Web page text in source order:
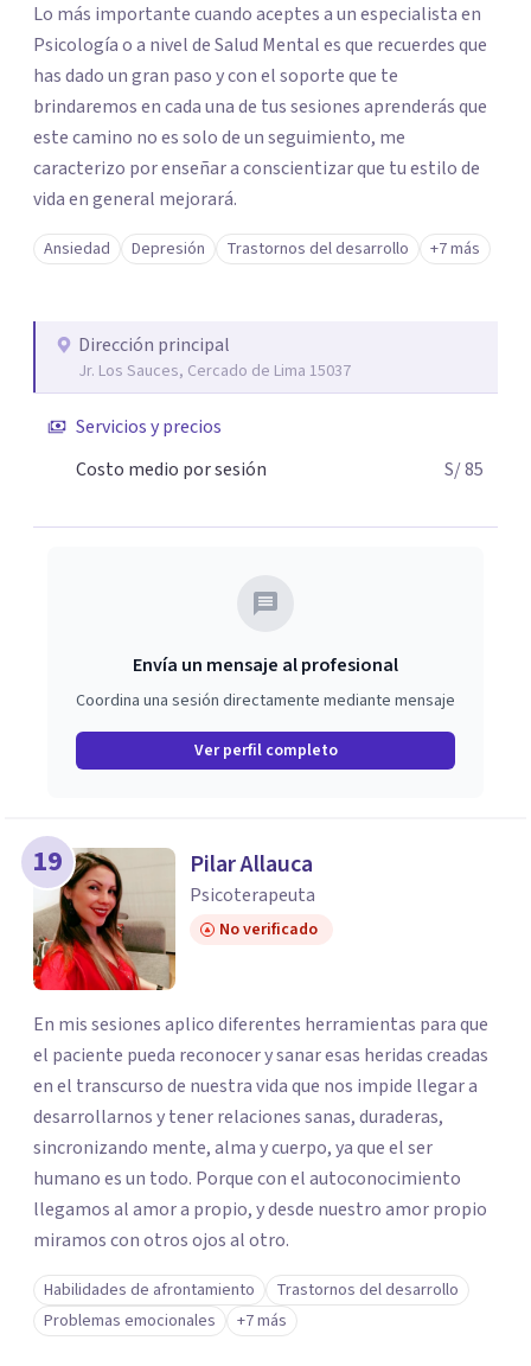
Lo más importante cuando aceptes a un especialista en
Psicología o a nivel de Salud Mental es que recuerdes que
has dado un gran paso y con el soporte que te
brindaremos en cada una de tus sesiones aprenderás que
este camino no es solo de un seguimiento, me
caracterizo por enseñar a conscientizar que tu estilo de
vida en general mejorará.
Ansiedad Depresión Trastornos del desarrollo +7 más
Dirección principal
Jr. Los Sauces, Cercado de Lima 15037
Servicios y precios
Costo medio por sesión
S/ 85
Envía un mensaje al profesional
Coordina una sesión directamente mediante mensaje
Ver perfil completo
19 Pilar Allauca
Psicoterapeuta
No verificado
En mis sesiones aplico diferentes herramientas para que
el paciente pueda reconocer y sanar esas heridas creadas
en el transcurso de nuestra vida que nos impide llegar a
desarrollarnos y tener relaciones sanas, duraderas,
sincronizando mente, alma y cuerpo, ya que el ser
humano es un todo. Porque con el autoconocimiento
llegamos al amor a propio, y desde nuestro amor propio
miramos con otros ojos al otro.
Habilidades de afrontamiento
Trastornos del desarrollo
Problemas emocionales
+7 más